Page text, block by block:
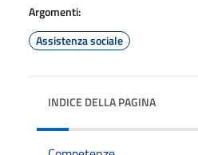
Argomenti:
Assistenza sociale
INDICE DELLA PAGINA